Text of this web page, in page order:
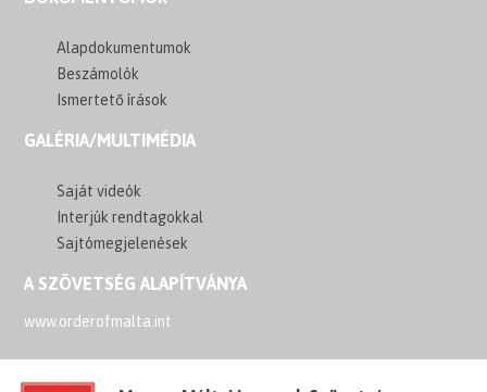
Alapdokumentumok
Beszámolók
Ismertető írások
GALÉRIA/MULTIMÉDIA
Saját videók
Interjúk rendtagokkal
Sajtómegjelenések
A SZÖVETSÉG ALAPÍTVÁNYA
www.orderofmalta.int